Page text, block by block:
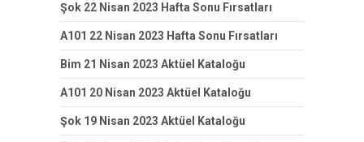
Şok 22 Nisan 2023 Hafta Sonu Fırsatları
A101 22 Nisan 2023 Hafta Sonu Fırsatları
Bim 21 Nisan 2023 Aktüel Kataloğu
A101 20 Nisan 2023 Aktüel Kataloğu
Şok 19 Nisan 2023 Aktüel Kataloğu